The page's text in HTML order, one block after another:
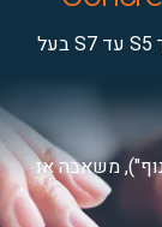
בטון מובא מסוג ב-30 עד ב-50 בדרגות סומך S5 עד S7 בעל
משאבה או